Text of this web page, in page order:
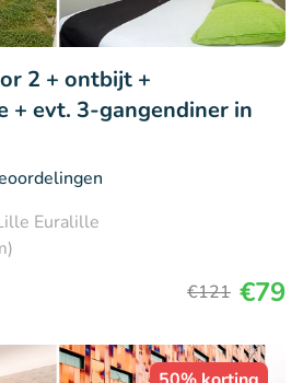
2 + ontbijt +
+ evt. 3-gangendiner in
Euralille
€121 €79